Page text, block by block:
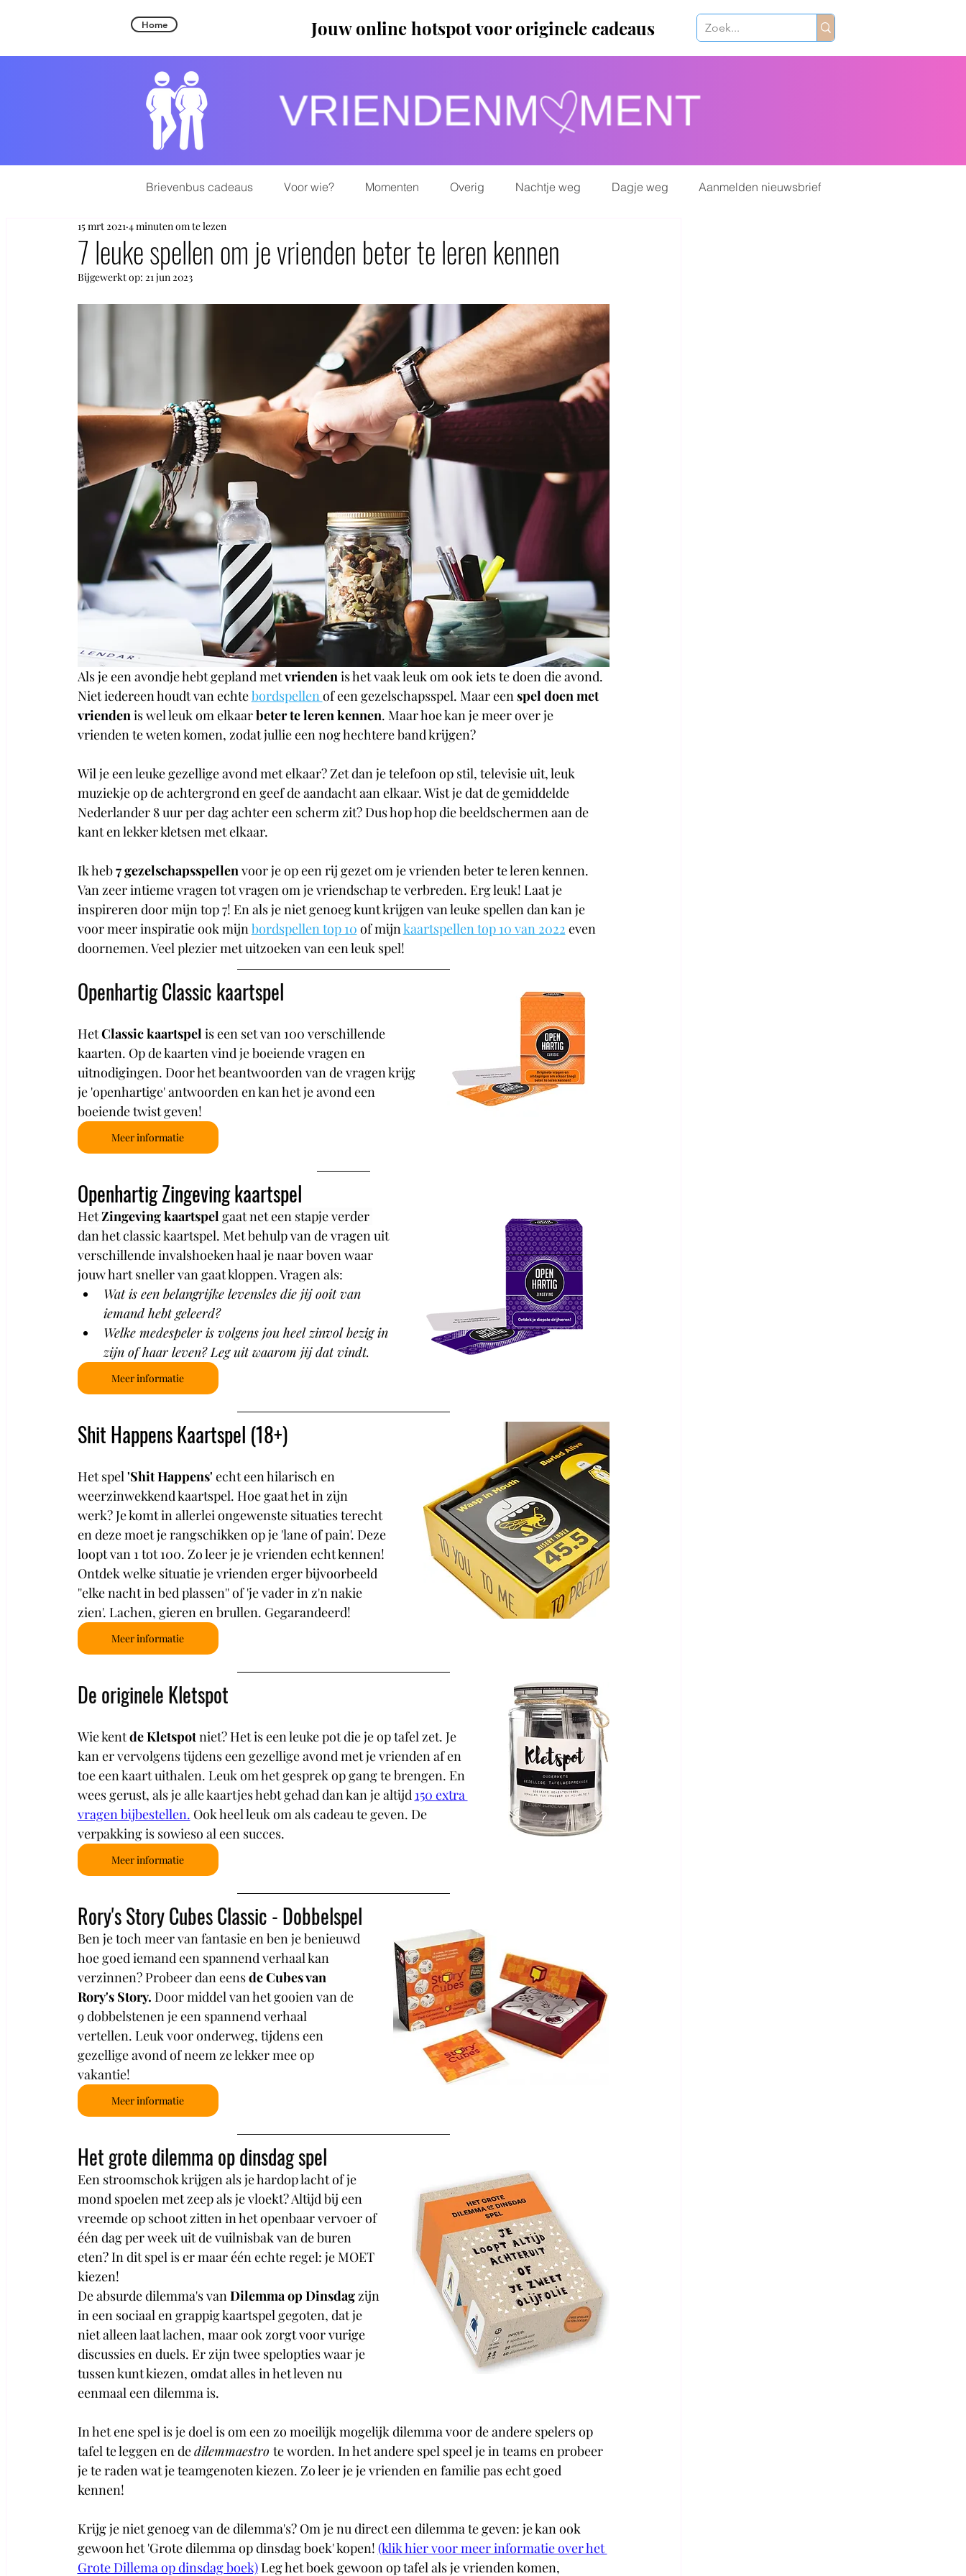
Home Jouw online hotspot voor originele cadeaus
Brievenbus cadeaus Voor wie? Momenten Overig Nachtje weg Dagje weg Aanmelden nieuwsbrief
7 leuke spellen om je vrienden beter te leren kennen
15 mrt 2021 4 minuten om te lezen
Bijgewerkt op: 21 jun 2023
Als je een avondje hebt gepland met vrienden is het vaak leuk om ook iets te doen die avond.
Niet iedereen houdt van echte bordspellen of een gezelschapsspel. Maar een spel doen met
vrienden is wel leuk om elkaar beter te leren kennen. Maar hoe kan je meer over je
vrienden te weten komen, zodat jullie een nog hechtere band krijgen?
Wil je een leuke gezellige avond met elkaar? Zet dan je telefoon op stil, televisie uit, leuk
muziekje op de achtergrond en geef de aandacht aan elkaar. Wist je dat de gemiddelde
Nederlander 8 uur per dag achter een scherm zit? Dus hop hop die beeldschermen aan de
kant en lekker kletsen met elkaar.
Ik heb 7 gezelschapsspellen voor je op een rij gezet om je vrienden beter te leren kennen.
Van zeer intieme vragen tot vragen om je vriendschap te verbreden. Erg leuk! Laat je
inspireren door mijn top 7! En als je niet genoeg kunt krijgen van leuke spellen dan kan je
voor meer inspiratie ook mijn bordspellen top 10 of mijn kaartspellen top 10 van 2022 even
doornemen. Veel plezier met uitzoeken van een leuk spel!
Openhartig Classic kaartspel
Het Classic kaartspel is een set van 100 verschillende
kaarten. Op de kaarten vind je boeiende vragen en
uitnodigingen. Door het beantwoorden van de vragen krijg
je 'openhartige' antwoorden en kan het je avond een
boeiende twist geven!
Meer informatie
Openhartig Zingeving kaartspel
Het Zingeving kaartspel gaat net een stapje verder
dan het classic kaartspel. Met behulp van de vragen uit
verschillende invalshoeken haal je naar boven waar
jouw hart sneller van gaat kloppen. Vragen als:
Wat is een belangrijke levensles die jij ooit van
iemand hebt geleerd?
Welke medespeler is volgens jou heel zinvol bezig in
zijn of haar leven? Leg uit waarom jij dat vindt.
Meer informatie
Shit Happens Kaartspel (18+)
Het spel 'Shit Happens' echt een hilarisch en
weerzinwekkend kaartspel. Hoe gaat het in zijn
werk? Je komt in allerlei ongewenste situaties terecht
en deze moet je rangschikken op je 'lane of pain'. Deze
loopt van 1 tot 100. Zo leer je je vrienden echt kennen!
Ontdek welke situatie je vrienden erger bijvoorbeeld
''elke nacht in bed plassen'' of 'je vader in z'n nakie
zien'. Lachen, gieren en brullen. Gegarandeerd!
Meer informatie
De originele Kletspot
Wie kentde Kletspotniet? Het is een leuke pot die je op tafel zet. Je
kan er vervolgens tijdens een gezellige avond met je vrienden af en
toe een kaart uithalen. Leuk om het gesprek op gang te brengen. En
wees gerust, als je alle kaartjes hebt gehad dan kan je altijd 150 extra
vragen bijbestellen. Ook heel leuk om als cadeau te geven. De
verpakking is sowieso al een succes.
Meer informatie
Rory's Story Cubes Classic - Dobbelspel
Ben je toch meer van fantasie en ben je benieuwd
hoe goed iemand een spannend verhaal kan
verzinnen? Probeer dan eens de Cubes van
Rory's Story. Door middel van het gooien van de
9 dobbelstenen je een spannend verhaal
vertellen. Leuk voor onderweg, tijdens een
gezellige avond of neem ze lekker mee op
vakantie!
Meer informatie
Het grote dilemma op dinsdag spel
Een stroomschok krijgen als je hardop lacht of je
mond spoelen met zeep als je vloekt? Altijd bij een
vreemde op schoot zitten in het openbaar vervoer of
één dag per week uit de vuilnisbak van de buren
eten? In dit spel is er maar één echte regel: je MOET
kiezen!
De absurde dilemma's van Dilemma op Dinsdag zijn
in een sociaal en grappig kaartspel gegoten, dat je
niet alleen laat lachen, maar ook zorgt voor vurige
discussies en duels. Er zijn twee spelopties waar je
tussen kunt kiezen, omdat alles in het leven nu
eenmaal een dilemma is.
In het ene spel is je doel is om een zo moeilijk mogelijk dilemma voor de andere spelers op
tafel te leggen en de dilemmaestro te worden. In het andere spel speel je in teams en probeer
je te raden wat je teamgenoten kiezen. Zo leer je je vrienden en familie pas echt goed
kennen!
Krijg je niet genoeg van de dilemma's? Om je nu direct een dilemma te geven: je kan ook
gewoon het 'Grote dilemma op dinsdag boek' kopen! (klik hier voor meer informatie over het
Grote Dillema op dinsdag boek) Leg het boek gewoon op tafel als je vrienden komen,